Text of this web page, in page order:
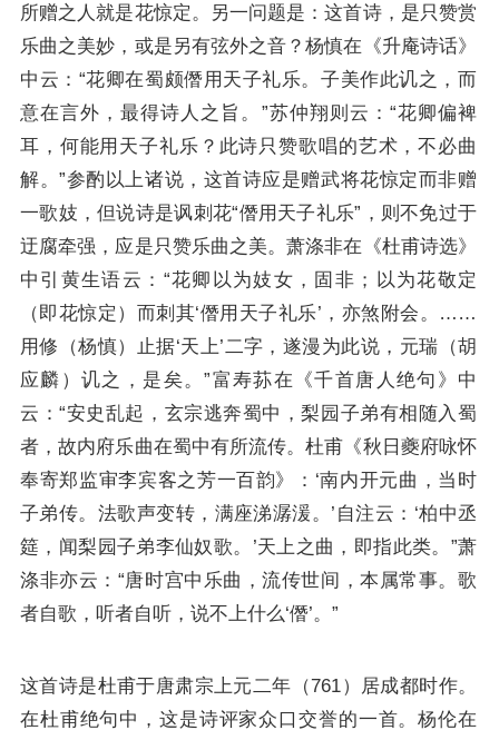
所赠之人就是花惊定。另一问题是：这首诗，是只赞赏
乐曲之美妙，或是另有弦外之音？杨慎在《升庵诗话》
中云：“花卿在蜀颇僭用天子礼乐。子美作此讥之，而
意在言外，最得诗人之旨。”苏仲翔则云：“花卿偏裨
耳，何能用天子礼乐？此诗只赞歌唱的艺术，不必曲
解。”参酌以上诸说，这首诗应是赠武将花惊定而非赠
一歌妓，但说诗是讽刺花“僭用天子礼乐”，则不免过于
迂腐牵强，应是只赞乐曲之美。萧涤非在《杜甫诗选》
中引黄生语云：“花卿以为妓女，固非；以为花敬定
（即花惊定）而刺其‘僭用天子礼乐’，亦煞附会。……
用修（杨慎）止据‘天上’二字，遂漫为此说，元瑞（胡
应麟）讥之，是矣。”富寿荪在《千首唐人绝句》中
云：“安史乱起，玄宗逃奔蜀中，梨园子弟有相随入蜀
者，故内府乐曲在蜀中有所流传。杜甫《秋日夔府咏怀
奉寄郑监审李宾客之芳一百韵》：‘南内开元曲，当时
子弟传。法歌声变转，满座涕潺湲。’自注云：‘柏中丞
筵，闻梨园子弟李仙奴歌。’天上之曲，即指此类。”萧
涤非亦云：“唐时宫中乐曲，流传世间，本属常事。歌
者自歌，听者自听，说不上什么‘僭’。”
这首诗是杜甫于唐肃宗上元二年（761）居成都时作。
在杜甫绝句中，这是诗评家众口交誉的一首。杨伦在